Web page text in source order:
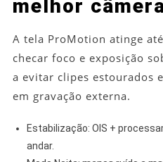
melhor
A tela ProMotion atinge
checar foco e exposição
a evitar clipes estourados
em gravação externa.
Estabilização: OIS +
andar.